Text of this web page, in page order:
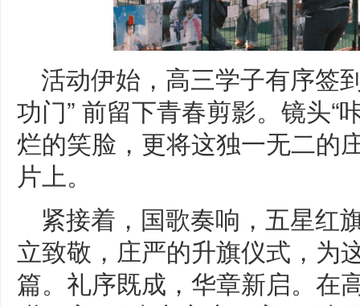
活动伊始，高三学子有序签
功门” 前留下青春剪影。镜头“
烂的笑脸，更将这独一无二的
片上。
紧接着，国歌奏响，五星红
立致敬，庄严的升旗仪式，为
篇。礼序既成，华章新启。在